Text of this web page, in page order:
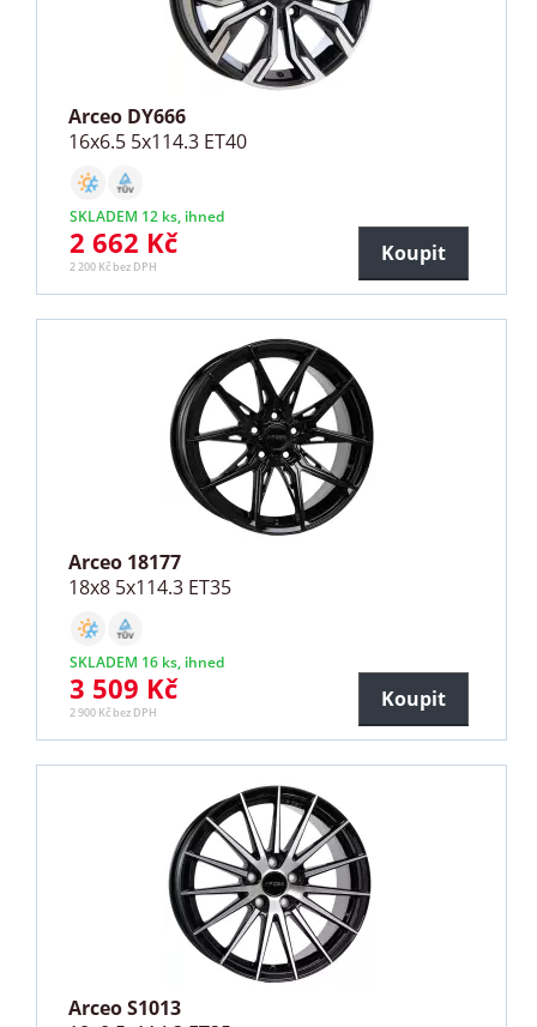
Arceo DY666
16x6.5 5x114.3 ET40
SKLADEM 12 ks, ihned
2 662 Kč
2 200 Kč bez DPH
Koupit
Arceo 18177
18x8 5x114.3 ET35
SKLADEM 16 ks, ihned
3 509 Kč
2 900 Kč bez DPH
Koupit
Arceo S1013